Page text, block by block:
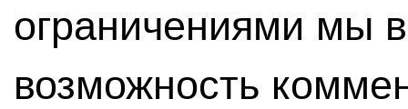
ограничениями мы
возможность